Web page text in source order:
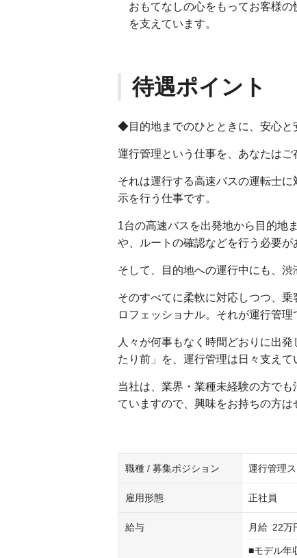
おもてなしの心をもってお客様の
を支えています。
待遇ポイント
◆目的地までのひとときに、安心
運行管理という仕事を、あなたはご
それは運行する高速バスの運転士
示を行う仕事です。
1台の高速バスを出発地から目的地
や、ルートの確認などを行う必要が
そして、目的地への運行中にも、
そのすべてに柔軟に対応しつつ、
ロフェッショナル。それが運行管理
人々が何事もなく時間どおりに出
たり前」を、運行管理は日々支えて
当社は、業界・業種未経験の方で
ていますので、興味をお持ちの方は
職種 / 募集ポジション 運行管理
雇用形態 正社員
給与 月給 22万
■モデル年